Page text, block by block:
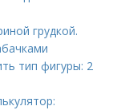
грудкой.
тип фигуры: 2